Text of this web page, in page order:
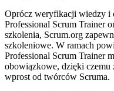
Oprócz weryfikacji wiedzy i
Professional Scrum Trainer
szkolenia, Scrum.org
szkoleniowe. W ramach
Professional Scrum Trainer
obowiązkowe, dzięki czemu
wprost od twórców Scruma.